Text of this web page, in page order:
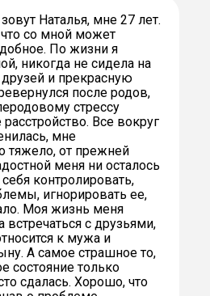
Наталья, мне 27 лет.
со мной может
По жизни я
никогда не сидела на
и прекрасную
после родов,
стрессу
Все вокруг
мне
тяжело, от прежней
меня ни осталось
контролировать,
игнорировать ее,
Моя жизнь меня
встречаться с друзьями,
к мужа и
А самое страшное то,
состояние только
сдалась. Хорошо, что